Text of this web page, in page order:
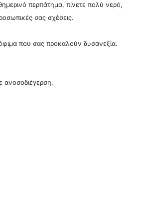
περπάτημα, πίνετε πολύ νερό,
σας σχέσεις.
που σας προκαλούν δυσανεξία.
ανοσοδιέγερση.